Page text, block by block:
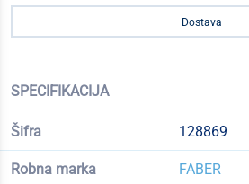
Dostava
SPECIFIKACIJA
Šifra 128869
Robna marka FABER